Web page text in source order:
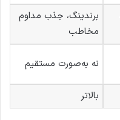
برندینگ، جذب مداوم
مخاطب
نه به‌صورت مستقیم
بالاتر